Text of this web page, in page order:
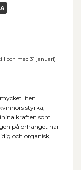
och med 31 januari)
liten
styrka,
kraften som
på örhänget har
och organisk,